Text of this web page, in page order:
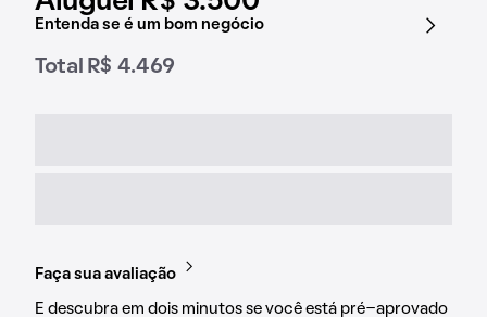
Entenda se é um bom negócio
Total R$ 4.469
Faça sua avaliação
E descubra em dois minutos se você está pré-aprovado